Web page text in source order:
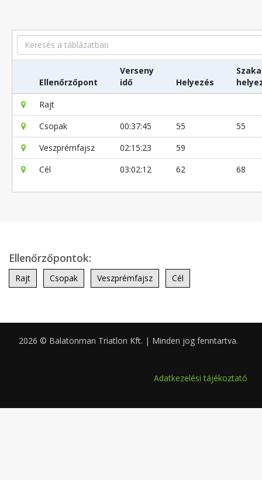
Search
Ellenőrzőpont
Verseny
idő
Helyezés
Rajt
Csopak
00:37:45 55
55
Veszprémfajsz
02:15:23
59
Cél
03:02:12 62 68
Ellenőrzőpontok:
Rajt Csopak Veszprémfajsz Cél
2026 © Balatonman Triatlon Kft. | Minden jog fenntartva.
Adatkezelési tájékoztató